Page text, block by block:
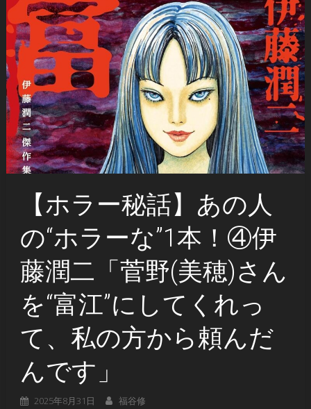
【ホラー秘話】あの人
の“ホラーな”1本！④伊
藤潤二「菅野(美穂)さん
を“富江”にしてくれっ
て、私の方から頼んだ
んです」
2025年8月31日 福谷修